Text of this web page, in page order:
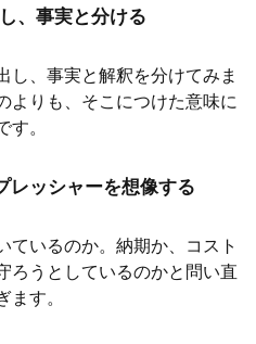
、事実と分ける
し、事実と解釈を分けてみま
よりも、そこにつけた意味に
す。
レッシャーを想像する
ているのか。納期か、コスト
ろうとしているのかと問い直
ます。